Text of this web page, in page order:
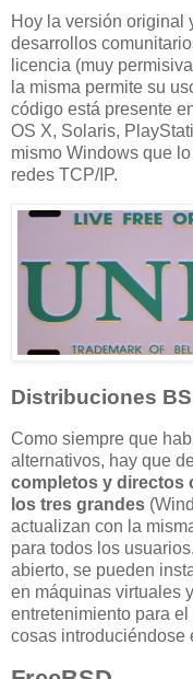
Hoy la versión original
desarrollos
licencia (muy
la misma permite su
código está presente
OS X, Solaris,
mismo Windows que
redes TCP/IP.
Distribuciones
Como siempre que
alternativos, hay que
completos y directos
los tres grandes
actualizan con la
para todos los
abierto, se pueden
en máquinas virtuales
entretenimiento para
cosas introduciéndose